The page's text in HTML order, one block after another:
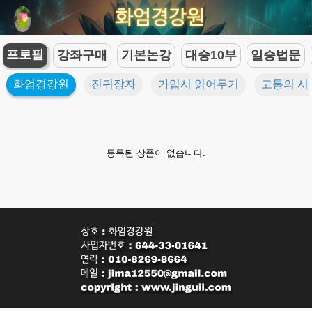
프로필 강좌구매 기본논강 대승10부 일승법문
화엄경강원 진귀장자 가입시 읽어두기 고통의 시
등록된 상품이 없습니다.